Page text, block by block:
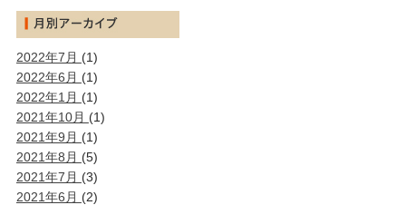
2022年7月 (1)
2022年6月 (1)
2022年1月 (1)
2021年10月 (1)
2021年9月 (1)
2021年8月 (5)
2021年7月 (3)
2021年6月 (2)